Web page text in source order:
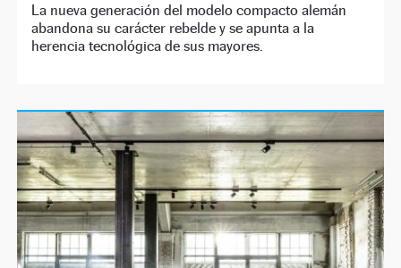
La nueva generación del modelo compacto alemán
abandona su carácter rebelde y se apunta a la
herencia tecnológica de sus mayores.